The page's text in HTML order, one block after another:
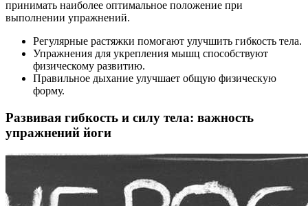
принимать наиболее оптимальное положение при
выполнении упражнений.
Регулярные растяжки помогают улучшить гибкость тела.
Упражнения для укрепления мышц способствуют
физическому развитию.
Правильное дыхание улучшает общую физическую
форму.
Развивая гибкость и силу тела: важность
упражнений йоги